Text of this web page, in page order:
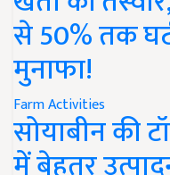
से 50% तक
मुनाफा!
Farm Activities
सोयाबीन की